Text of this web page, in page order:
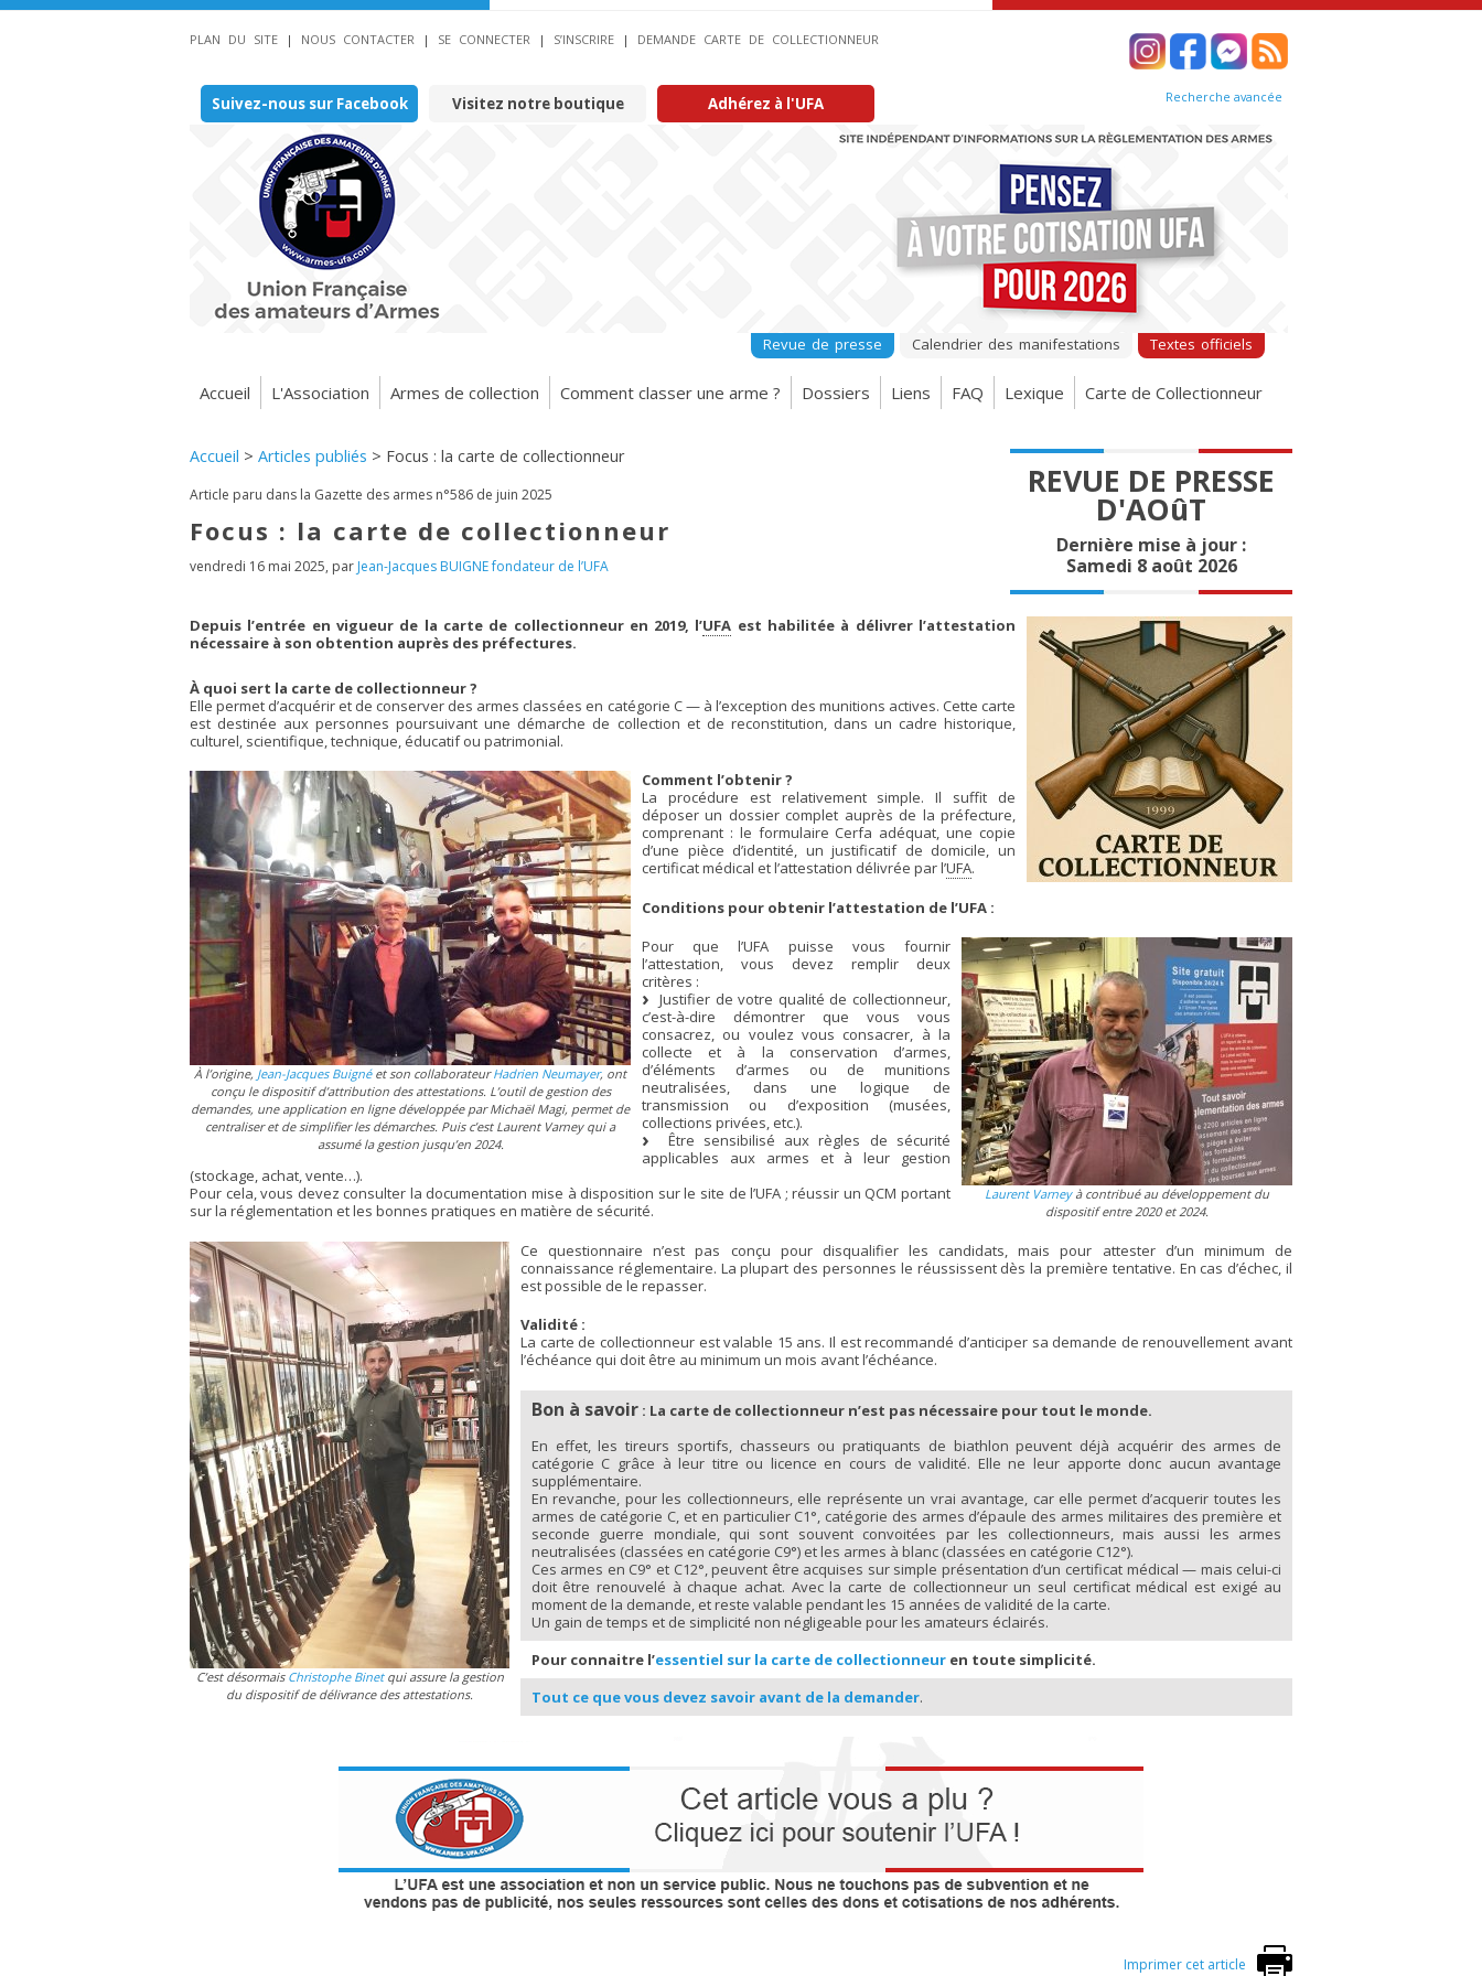
PLAN DU SITE | NOUS CONTACTER | SE CONNECTER | S’INSCRIRE | DEMANDE CARTE DE COLLECTIONNEUR
Suivez-nous sur Facebook Visitez notre boutique Adhérez à l'UFA Recherche avancée
Revue de presse Calendrier des manifestations Textes officiels
Accueil L'Association Armes de collection Comment classer une arme ? Dossiers Liens FAQ Lexique Carte de Collectionneur
REVUE DE PRESSE
D'AOûT
Dernière mise à jour :
Samedi 8 août 2026
Accueil > Articles publiés > Focus : la carte de collectionneur
Article paru dans la Gazette des armes n°586 de juin 2025
Focus : la carte de collectionneur
vendredi 16 mai 2025, par Jean-Jacques BUIGNE fondateur de l’UFA
Depuis l’entrée en vigueur de la carte de collectionneur en 2019, l’UFA est habilitée à délivrer l’attestation
nécessaire à son obtention auprès des préfectures.
À quoi sert la carte de collectionneur ?
Elle permet d’acquérir et de conserver des armes classées en catégorie C — à l’exception des munitions actives. Cette carte
est destinée aux personnes poursuivant une démarche de collection et de reconstitution, dans un cadre historique,
culturel, scientifique, technique, éducatif ou patrimonial.
À l’origine, Jean-Jacques Buignéet son collaborateurHadrien Neumayer, ont
conçu le dispositif d’attribution des attestations. L’outil de gestion des
demandes, une application en ligne développée par Michaël Magi, permet de
centraliser et de simplifier les démarches. Puis c’est Laurent Varney qui a
assumé la gestion jusqu’en 2024.
Comment l’obtenir ?
La procédure est relativement simple. Il suffit de
déposer un dossier complet auprès de la préfecture,
comprenant : le formulaire Cerfa adéquat, une copie
d’une pièce d’identité, un justificatif de domicile, un
certificat médical et l’attestation délivrée par l’UFA.
Conditions pour obtenir l’attestation de l’UFA :
Laurent Varneyà contribué au développement du
dispositif entre 2020 et 2024.
Pour que l’UFA puisse vous fournir
l’attestation, vous devez remplir deux
critères :
Justifier de votre qualité de collectionneur,
c’est-à-dire démontrer que vous vous
consacrez, ou voulez vous consacrer, à la
collecte et à la conservation d’armes,
d’éléments d’armes ou de munitions
neutralisées, dans une logique de
transmission ou d’exposition (musées,
collections privées, etc.).
Être sensibilisé aux règles de sécurité
applicables aux armes et à leur gestion
(stockage, achat, vente…).
Pour cela, vous devez consulter la documentation mise à disposition sur le site de l’UFA ; réussir un QCM portant
sur la réglementation et les bonnes pratiques en matière de sécurité.
C’est désormais Christophe Binetqui assure la gestion
du dispositif de délivrance des attestations.
Ce questionnaire n’est pas conçu pour disqualifier les candidats, mais pour attester d’un minimum de
connaissance réglementaire. La plupart des personnes le réussissent dès la première tentative. En cas d’échec, il
est possible de le repasser.
Validité :
La carte de collectionneur est valable 15 ans. Il est recommandé d’anticiper sa demande de renouvellement avant
l’échéance qui doit être au minimum un mois avant l’échéance.
Bon à savoir: La carte de collectionneur n’est pas nécessaire pour tout le monde.
En effet, les tireurs sportifs, chasseurs ou pratiquants de biathlon peuvent déjà acquérir des armes de
catégorie C grâce à leur titre ou licence en cours de validité. Elle ne leur apporte donc aucun avantage
supplémentaire.
En revanche, pour les collectionneurs, elle représente un vrai avantage, car elle permet d’acquerir toutes les
armes de catégorie C, et en particulier C1°, catégorie des armes d’épaule des armes militaires des première et
seconde guerre mondiale, qui sont souvent convoitées par les collectionneurs, mais aussi les armes
neutralisées (classées en catégorie C9°) et les armes à blanc (classées en catégorie C12°).
Ces armes en C9° et C12°, peuvent être acquises sur simple présentation d’un certificat médical — mais celui-ci
doit être renouvelé à chaque achat. Avec la carte de collectionneur un seul certificat médical est exigé au
moment de la demande, et reste valable pendant les 15 années de validité de la carte.
Un gain de temps et de simplicité non négligeable pour les amateurs éclairés.
Pour connaitre l’essentiel sur la carte de collectionneuren toute simplicité.
Tout ce que vous devez savoir avant de la demander.
Imprimer cet article